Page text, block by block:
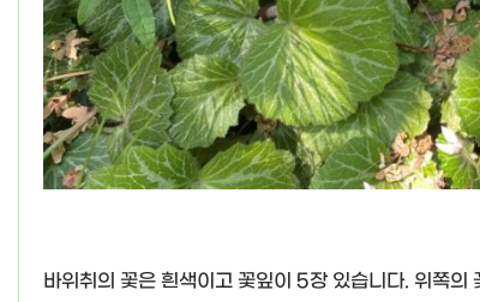
바위취의 꽃은 흰색이고 꽃잎이 5장 있습니다. 위쪽